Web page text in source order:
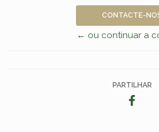
CONTACTE-
← ou continuar a
PARTILHAR